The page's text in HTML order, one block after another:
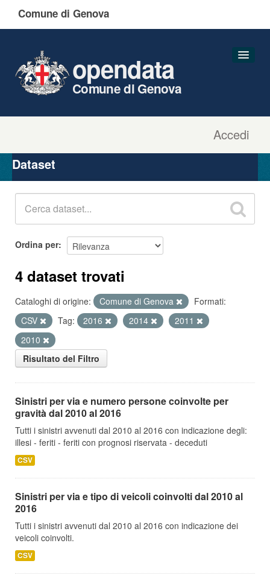
Comune di Genova
Accedi
opendata
Comune di Genova
Organizzazioni
Gruppi
Dataset
Ordina per
4 dataset trovati
Cataloghi di origine: Comune di Genova
Formati:
CSV
Tag: 2016 2014
2011
2010
Risultato del Filtro
Sinistri per via e numero persone coinvolte per
gravità dal 2010 al 2016
Tutti i sinistri avvenuti dal 2010 al 2016 con indicazione degli:
illesi - feriti - feriti con prognosi riservata - deceduti
CSV
Sinistri per via e tipo di veicoli coinvolti dal 2010 al
2016
Tutti i sinistri avvenuti dal 2010 al 2016 con indicazione dei
veicoli coinvolti.
CSV